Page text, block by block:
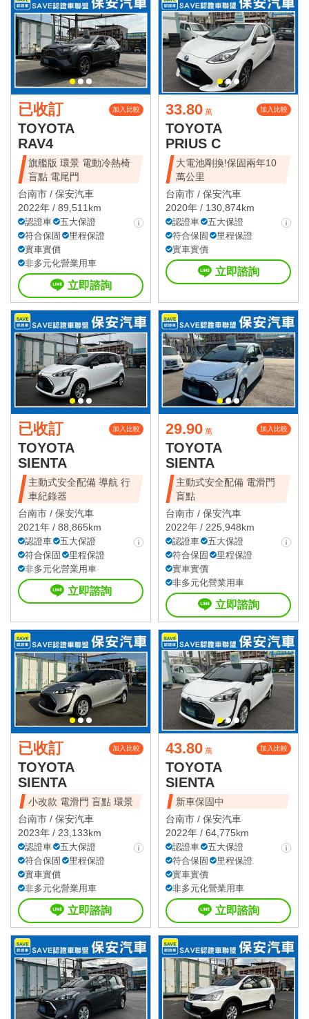
已收訂 加入比較
TOYOTA
RAV4
旗艦版 環景 電動冷熱椅
盲點 電尾門
台南市 / 保安汽車
2022年 / 89,511km
認證車
五大保證
符合保固
里程保證
實車實價
非多元化營業用車
立即諮詢
33.80 萬 加入比較
TOYOTA
PRIUS C
大電池剛換!保固兩年10
萬公里
台南市 / 保安汽車
2020年 / 130,874km
認證車
五大保證
符合保固
里程保證
實車實價
立即諮詢
已收訂 加入比較
TOYOTA
SIENTA
主動式安全配備 導航 行
車紀錄器
台南市 / 保安汽車
2021年 / 88,865km
認證車
五大保證
符合保固
里程保證
非多元化營業用車
立即諮詢
29.90 萬 加入比較
TOYOTA
SIENTA
主動式安全配備 電滑門
盲點
台南市 / 保安汽車
2022年 / 225,948km
認證車
五大保證
符合保固
里程保證
實車實價
非多元化營業用車
立即諮詢
已收訂 加入比較
TOYOTA
SIENTA
小改款 電滑門 盲點 環景
台南市 / 保安汽車
2023年 / 23,133km
認證車
五大保證
符合保固
里程保證
實車實價
非多元化營業用車
立即諮詢
43.80 萬 加入比較
TOYOTA
SIENTA
新車保固中
台南市 / 保安汽車
2022年 / 64,775km
認證車
五大保證
符合保固
里程保證
實車實價
非多元化營業用車
立即諮詢